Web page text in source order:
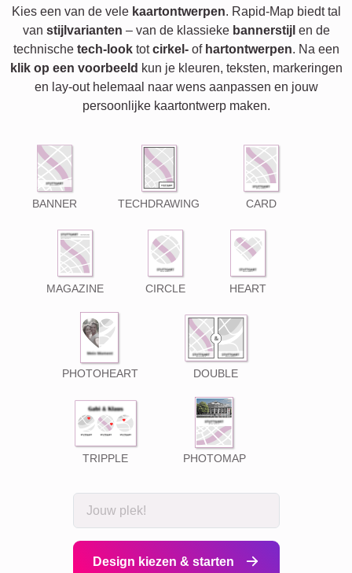
Kies een van de vele kaartontwerpen. Rapid-Map biedt tal
van stijlvarianten – van de klassieke bannerstijl en de
technische tech-looktotcirkel-of hartontwerpen. Na een
klik op een voorbeeld kun je kleuren, teksten, markeringen
en lay-out helemaal naar wens aanpassen en jouw
persoonlijke kaartontwerp maken.
BANNER TECHDRAWING CARD
MAGAZINE CIRCLE HEART
PHOTOHEART DOUBLE
TRIPPLE PHOTOMAP
Design kiezen & starten